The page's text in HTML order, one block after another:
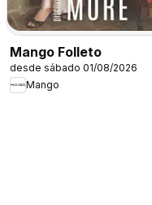
Mango Folleto
desde sábado 01/08/2026
Mango